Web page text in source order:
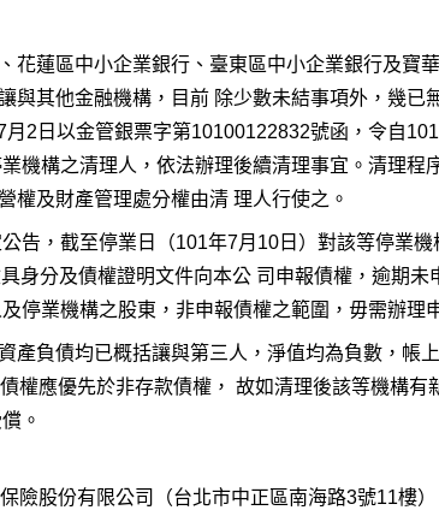
花蓮區中小企業銀行、臺東區中小企業銀行及寶
與其他金融機構，目前 除少數未結事項外，幾已
2日以金管銀票字第10100122832號函，令自
機構之清理人，依法辦理後續清理事宜。清理程
權及財產管理處分權由清 理人行使之。
告，截至停業日（101年7月10日）對該等停業
身分及債權證明文件向本公 司申報債權，逾期
停業機構之股東，非申報債權之範圍，毋需辦理
產負債均已概括讓與第三人，淨值均為負數，帳
權應優先於非存款債權， 故如清理後該等機構有
。
險股份有限公司（台北市中正區南海路3號11樓）